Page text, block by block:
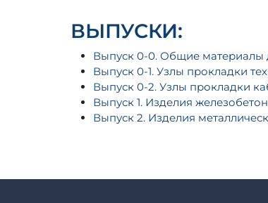
ВЫПУСКИ:
Выпуск 0-0. Общие материалы
Выпуск 0-1. Узлы прокладки
Выпуск 0-2. Узлы прокладки
Выпуск 1. Изделия
Выпуск 2. Изделия